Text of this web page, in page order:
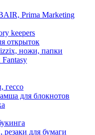
Prima Marketing
keepers
открыток
ножи, папки
гессо
для блокнотов
для бумаги